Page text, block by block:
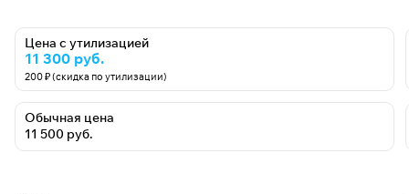
Цена с утилизацией
11 300 руб.
200 ₽ (скидка по утилизации)
Обычная цена
11 500 руб.